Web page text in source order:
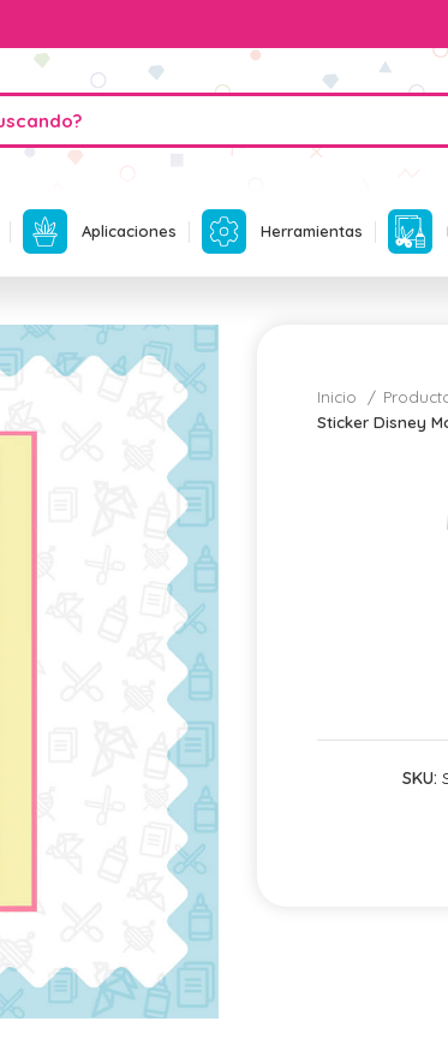
Aplicaciones Herramientas
Inicio
Sticker Disney
SKU: